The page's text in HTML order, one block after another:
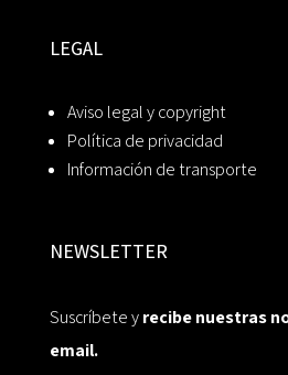
LEGAL
Aviso legal y copyright
Política de privacidad
Información de transporte
NEWSLETTER
Suscríbete yrecibe nuestras
email.